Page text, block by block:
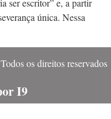
ser escritor” e, a partir
única. Nessa
os direitos reservados
I9